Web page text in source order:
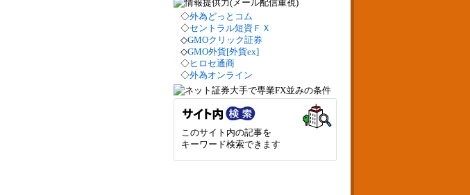
◇外為どっとコム
◇セントラル短資ＦＸ
◇GMOクリック証券
◇GMO外貨[外貨ex]
◇ヒロセ通商
◇外為オンライン
このサイト内の記事を
キーワード検索できます